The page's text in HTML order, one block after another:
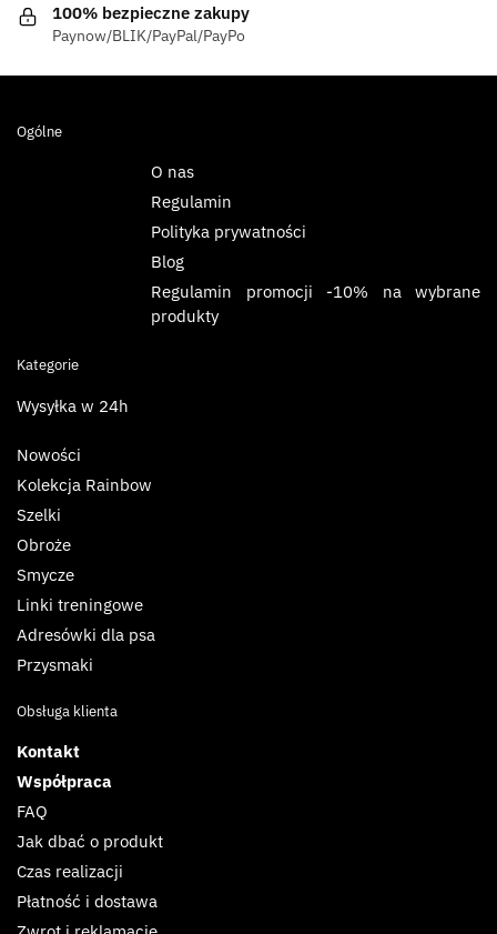
100% bezpieczne zakupy
Paynow/BLIK/PayPal/PayPo
Ogólne
O nas
Regulamin
Polityka prywatności
Blog
Regulamin promocji -10% na wybrane
produkty
Kategorie
Wysyłka w 24h
Nowości
Kolekcja Rainbow
Szelki
Obroże
Smycze
Linki treningowe
Adresówki dla psa
Przysmaki
Obsługa klienta
Kontakt
Współpraca
FAQ
Jak dbać o produkt
Czas realizacji
Płatność i dostawa